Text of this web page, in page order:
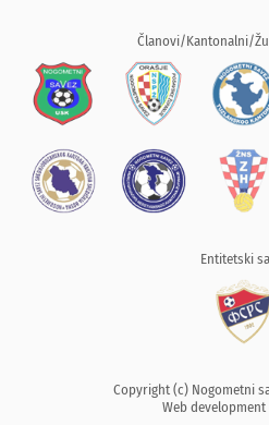
Članovi/Kantonalni/
Entitetski
Copyright (c) Nogometni
Web development